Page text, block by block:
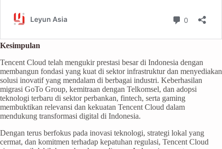
Kesimpulan
Tencent Cloud telah mengukir prestasi besar di Indonesia dengan
membangun fondasi yang kuat di sektor infrastruktur dan menyediakan
solusi inovatif yang mendalam di berbagai industri. Keberhasilan
migrasi GoTo Group, kemitraan dengan Telkomsel, dan adopsi
teknologi terbaru di sektor perbankan, fintech, serta gaming
membuktikan relevansi dan kekuatan Tencent Cloud dalam
mendukung transformasi digital di Indonesia.
Dengan terus berfokus pada inovasi teknologi, strategi lokal yang
cermat, dan komitmen terhadap kepatuhan regulasi, Tencent Cloud